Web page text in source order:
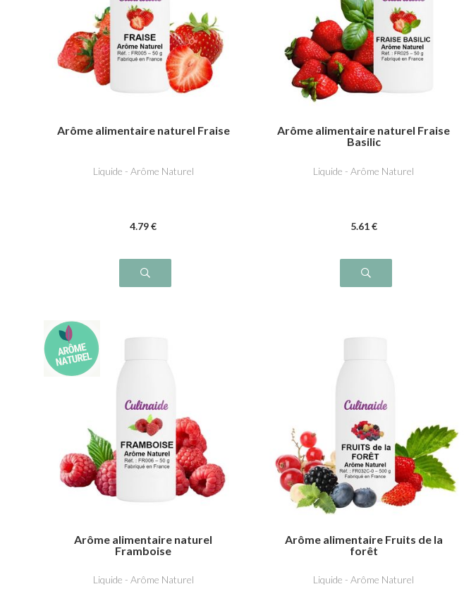
Arôme alimentaire naturel Fraise
Liquide - Arôme Naturel
4.79€
Arôme alimentaire naturel Fraise
Basilic
Liquide - Arôme Naturel
5.61€
Arôme alimentaire naturel
Framboise
Liquide - Arôme Naturel
Arôme alimentaire Fruits de la
forêt
Liquide - Arôme Naturel